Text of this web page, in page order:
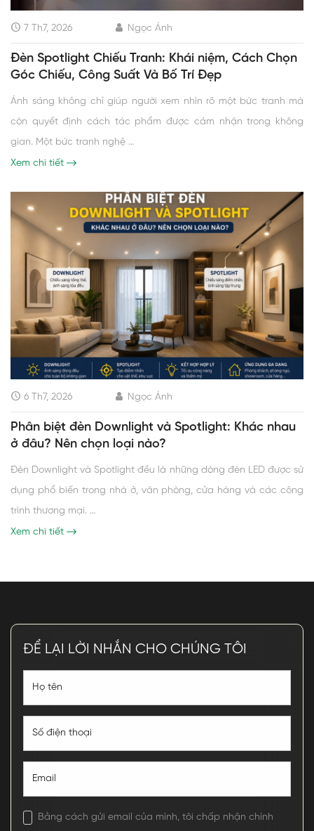
7 Th7, 2026 Ngọc Ánh
Đèn Spotlight Chiếu Tranh: Khái niệm, Cách Chọn
Góc Chiếu, Công Suất Và Bố Trí Đẹp
Ánh sáng không chỉ giúp người xem nhìn rõ một bức tranh mà
còn quyết định cách tác phẩm được cảm nhận trong không
gian. Một bức tranh nghệ …
Xem chi tiết
6 Th7, 2026 Ngọc Ánh
Phân biệt đèn Downlight và Spotlight: Khác nhau
ở đâu? Nên chọn loại nào?
Đèn Downlight và Spotlight đều là những dòng đèn LED được sử
dụng phổ biến trong nhà ở, văn phòng, cửa hàng và các công
trình thương mại. …
Xem chi tiết
ĐỂ LẠI LỜI NHẮN CHO CHÚNG TÔI
Bằng cách gửi email của mình, tôi chấp nhận chính